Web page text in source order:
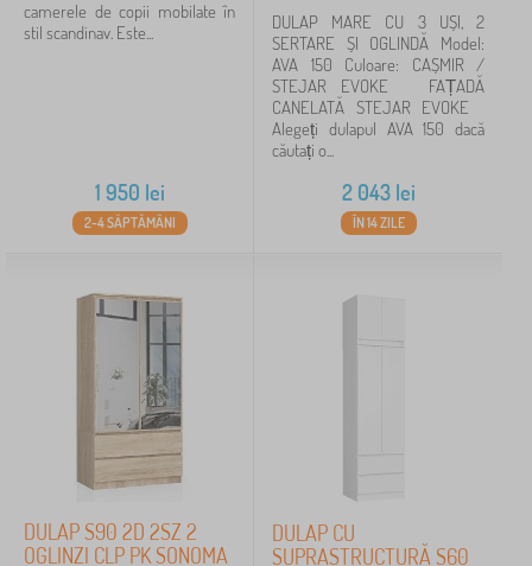
camerele de copii mobilate în
stil scandinav. Este...
1 950 lei
2-4 SĂPTĂMÂNI
DULAP MARE CU 3 UȘI, 2
SERTARE ȘI OGLINDĂ Model:
AVA 150 Culoare: CAȘMIR /
STEJAR EVOKE FAȚADĂ
CANELATĂ STEJAR EVOKE
Alegeți dulapul AVA 150 dacă
căutați o...
2 043lei
ÎN 14 ZILE
DULAP S90 2D 2SZ 2
OGLINZI CLP PK SONOMA
DULAP CU
SUPRASTRUCTURĂ S60